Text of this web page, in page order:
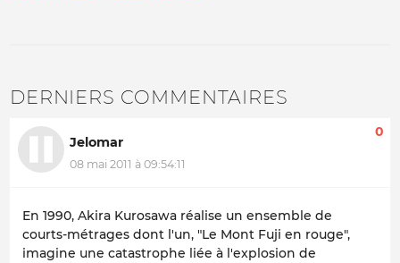
DERNIERS COMMENTAIRES
Jelomar
08 mai 2011 à 09:54:11
0
En 1990, Akira Kurosawa réalise un ensemble de
courts-métrages dont l'un, "Le Mont Fuji en rouge",
imagine une catastrophe liée à l'explosion de